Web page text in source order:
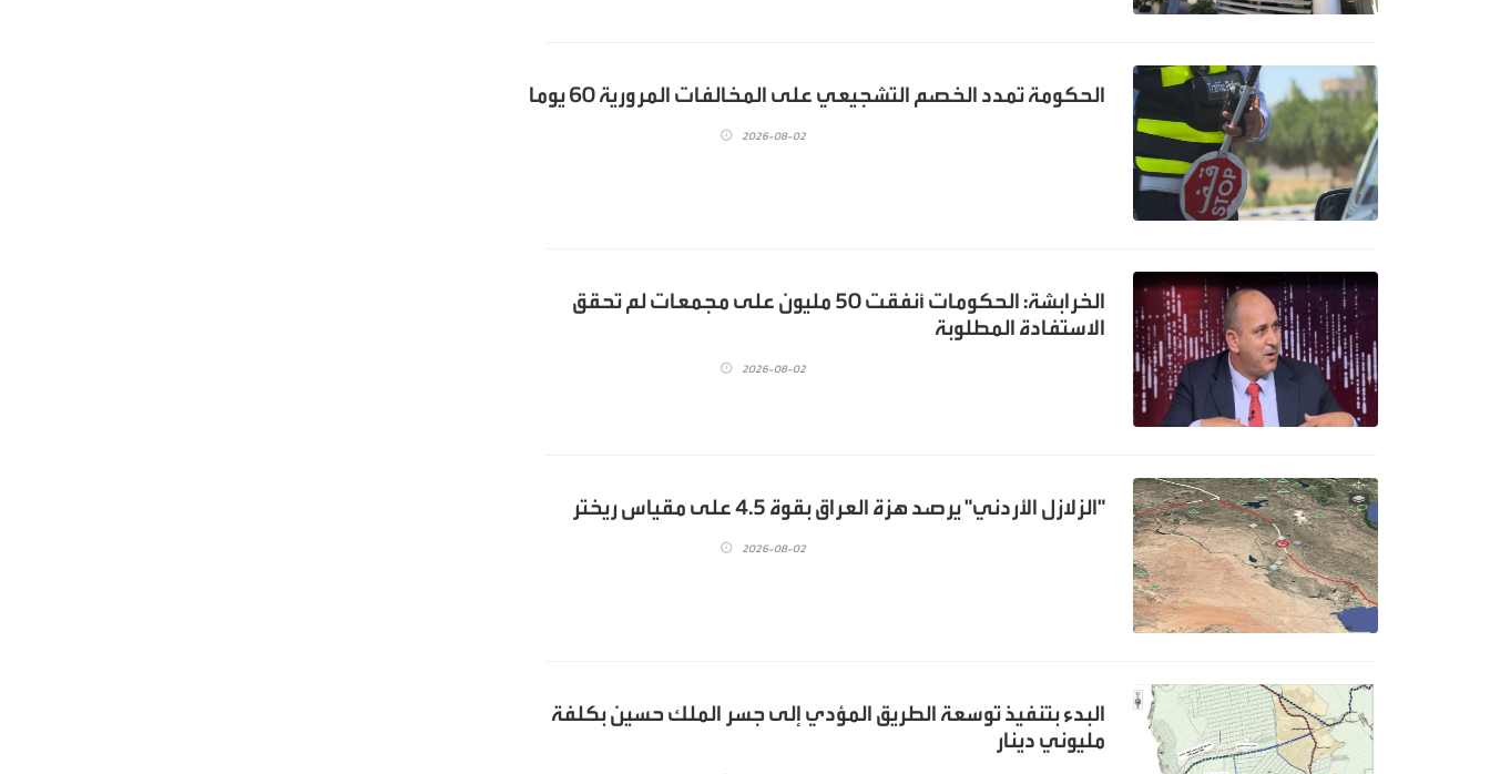
الحكومة تمدد الخصم التشجيعي على المخالفات المرورية 60 يوما
2026-08-02
الخرابشة: الحكومات أنفقت 50 مليون على مجمعات لم تحقق
الاستفادة المطلوبة
2026-08-02
"الزلازل الأردني" يرصد هزة العراق بقوة 4.5 على مقياس ريختر
2026-08-02
البدء بتنفيذ توسعة الطريق المؤدي إلى جسر الملك حسين بكلفة
مليوني دينار